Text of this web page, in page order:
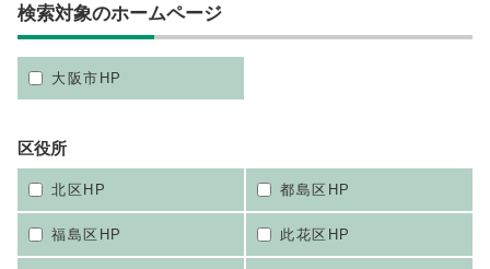
検索対象のホームページ
大阪市HP
区役所
北区HP 都島区HP
福島区HP 此花区HP